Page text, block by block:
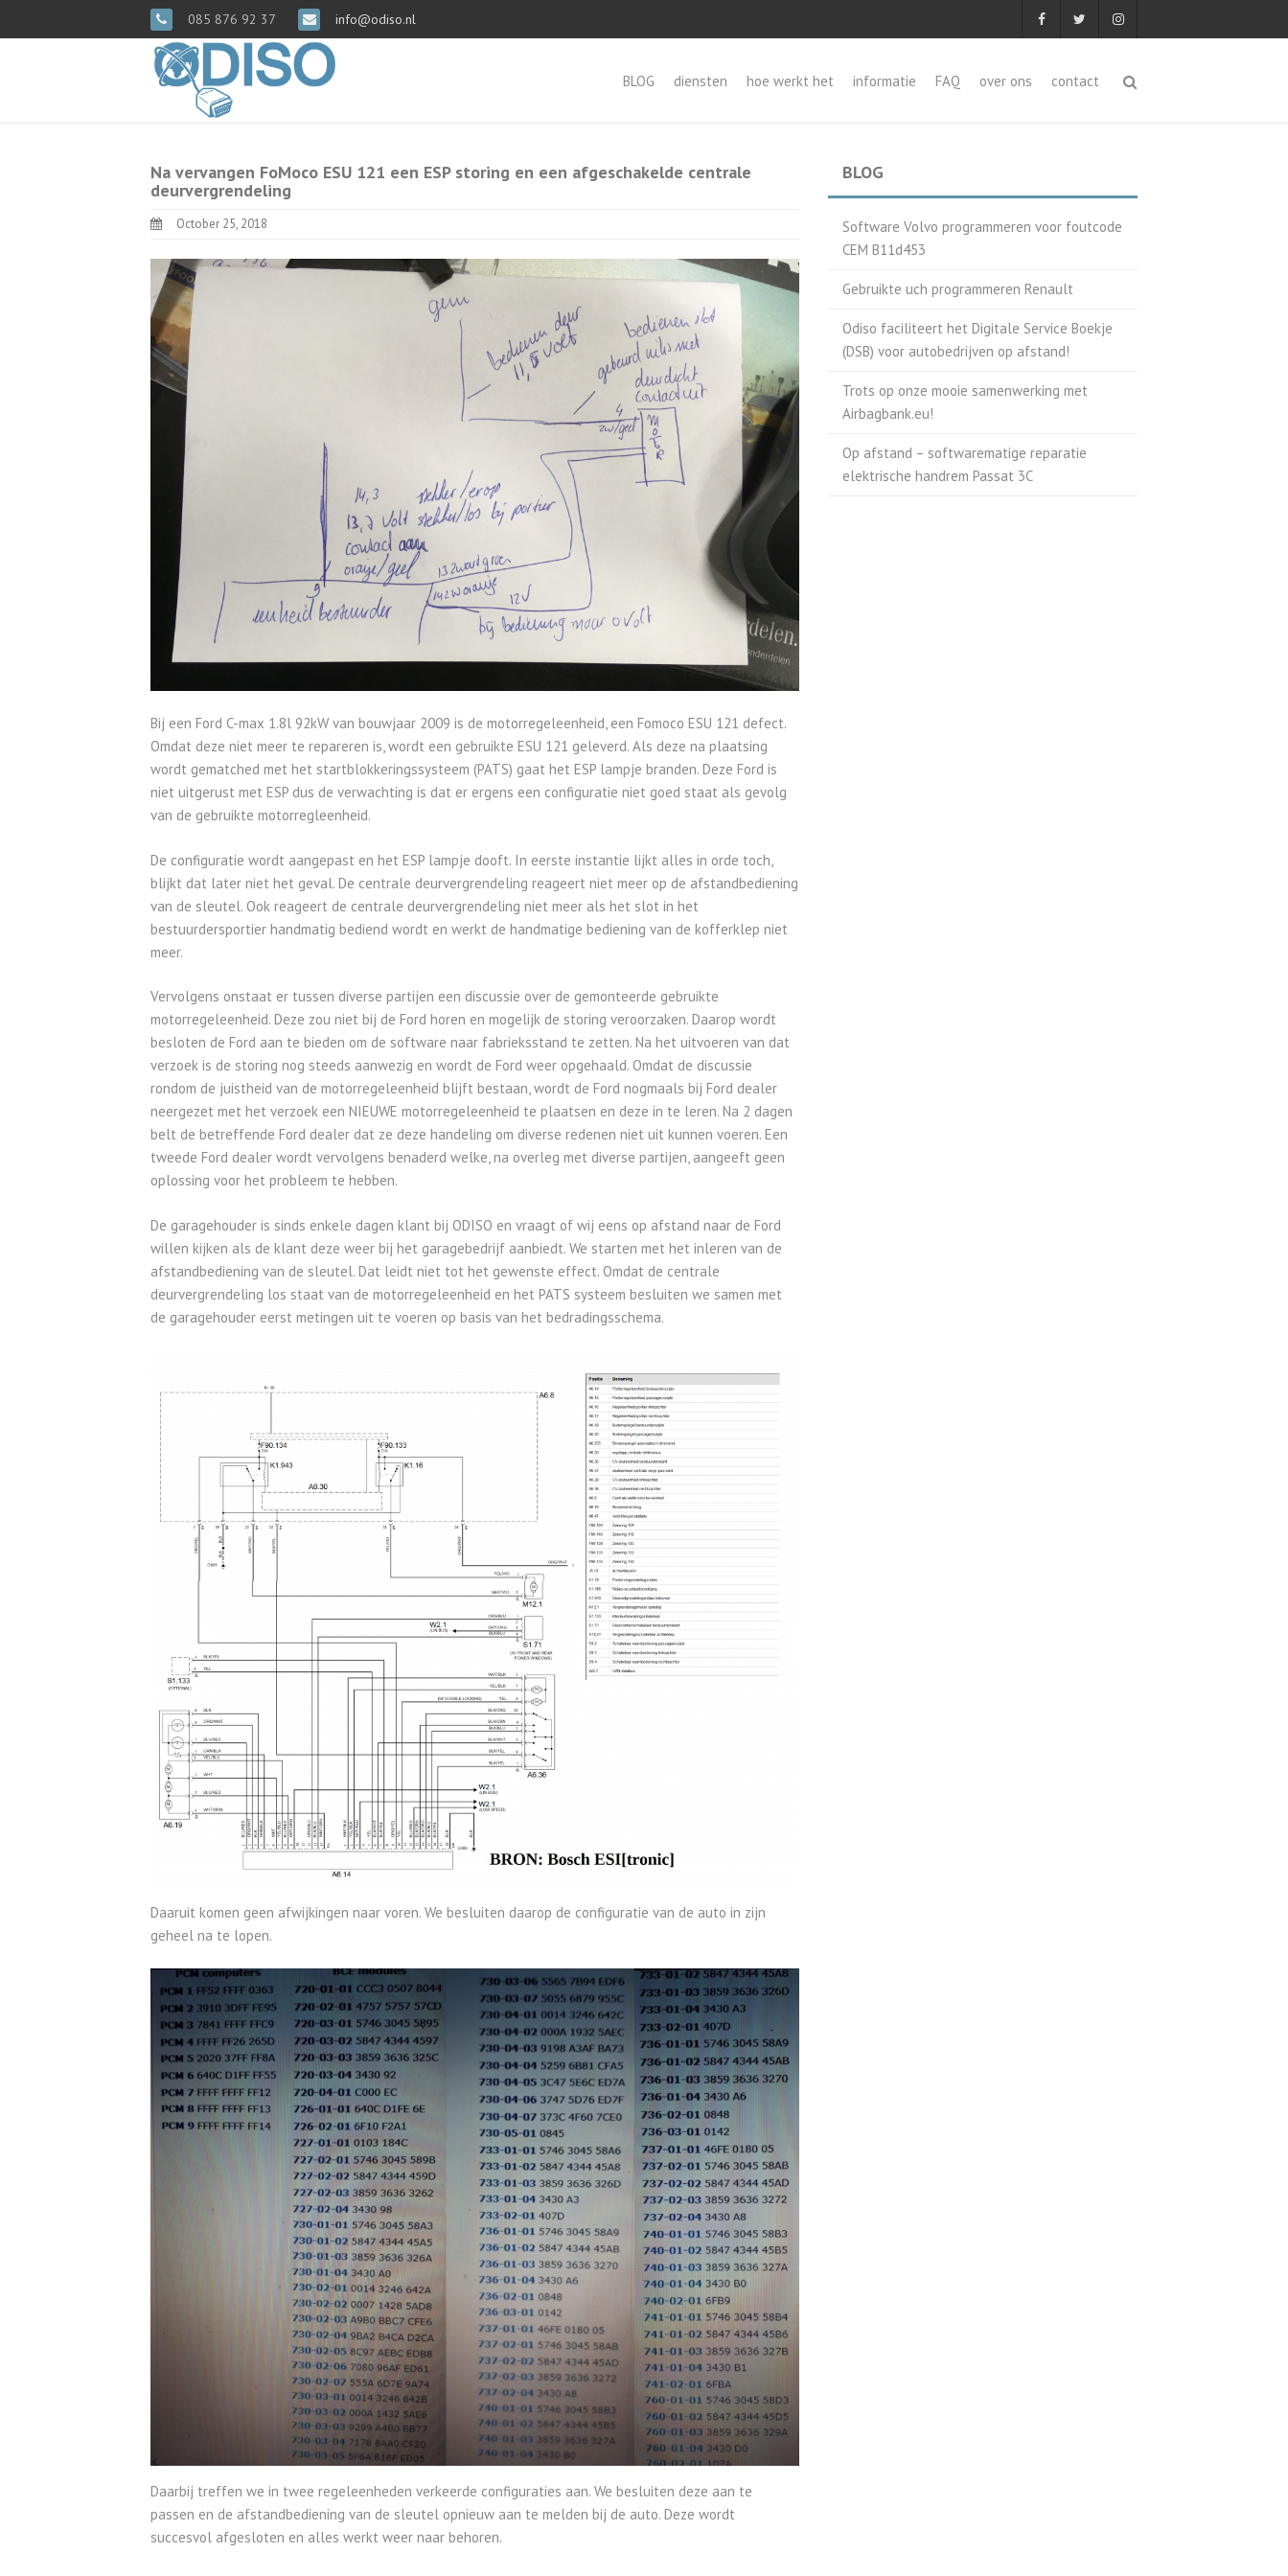
085 876 92 37 info@odiso.nl
BLOG diensten hoe werkt het informatie FAQ over ons contact
Na vervangen FoMoco ESU 121 een ESP storing en een afgeschakelde centrale
deurvergrendeling
October 25, 2018
Bij een Ford C-max 1.8l 92kW van bouwjaar 2009 is de motorregeleenheid, een Fomoco ESU 121 defect.
Omdat deze niet meer te repareren is, wordt een gebruikte ESU 121 geleverd. Als deze na plaatsing
wordt gematched met het startblokkeringssysteem (PATS) gaat het ESP lampje branden. Deze Ford is
niet uitgerust met ESP dus de verwachting is dat er ergens een configuratie niet goed staat als gevolg
van de gebruikte motorregleenheid.
De configuratie wordt aangepast en het ESP lampje dooft. In eerste instantie lijkt alles in orde toch,
blijkt dat later niet het geval. De centrale deurvergrendeling reageert niet meer op de afstandbediening
van de sleutel. Ook reageert de centrale deurvergrendeling niet meer als het slot in het
bestuurdersportier handmatig bediend wordt en werkt de handmatige bediening van de kofferklep niet
meer.
Vervolgens onstaat er tussen diverse partijen een discussie over de gemonteerde gebruikte
motorregeleenheid. Deze zou niet bij de Ford horen en mogelijk de storing veroorzaken. Daarop wordt
besloten de Ford aan te bieden om de software naar fabrieksstand te zetten. Na het uitvoeren van dat
verzoek is de storing nog steeds aanwezig en wordt de Ford weer opgehaald. Omdat de discussie
rondom de juistheid van de motorregeleenheid blijft bestaan, wordt de Ford nogmaals bij Ford dealer
neergezet met het verzoek een NIEUWE motorregeleenheid te plaatsen en deze in te leren. Na 2 dagen
belt de betreffende Ford dealer dat ze deze handeling om diverse redenen niet uit kunnen voeren. Een
tweede Ford dealer wordt vervolgens benaderd welke, na overleg met diverse partijen, aangeeft geen
oplossing voor het probleem te hebben.
De garagehouder is sinds enkele dagen klant bij ODISO en vraagt of wij eens op afstand naar de Ford
willen kijken als de klant deze weer bij het garagebedrijf aanbiedt. We starten met het inleren van de
afstandbediening van de sleutel. Dat leidt niet tot het gewenste effect. Omdat de centrale
deurvergrendeling los staat van de motorregeleenheid en het PATS systeem besluiten we samen met
de garagehouder eerst metingen uit te voeren op basis van het bedradingsschema.
Daaruit komen geen afwijkingen naar voren. We besluiten daarop de configuratie van de auto in zijn
geheel na te lopen.
Daarbij treffen we in twee regeleenheden verkeerde configuraties aan. We besluiten deze aan te
passen en de afstandbediening van de sleutel opnieuw aan te melden bij de auto. Deze wordt
succesvol afgesloten en alles werkt weer naar behoren.
BLOG
Software Volvo programmeren voor foutcode
CEM B11d453
Gebruikte uch programmeren Renault
Odiso faciliteert het Digitale Service Boekje
(DSB) voor autobedrijven op afstand!
Trots op onze mooie samenwerking met
Airbagbank.eu!
Op afstand – softwarematige reparatie
elektrische handrem Passat 3C